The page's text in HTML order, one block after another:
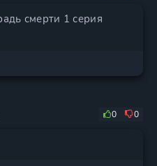
смерти 1 серия
0 0